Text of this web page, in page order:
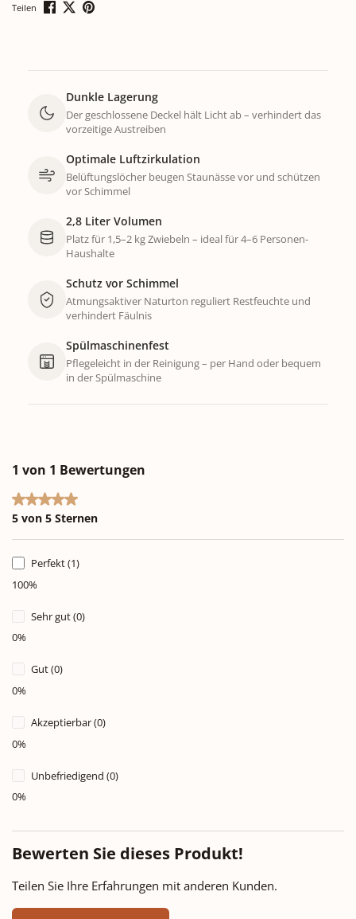
Teilen
Dunkle Lagerung
Der geschlossene Deckel hält Licht ab – verhindert das
vorzeitige Austreiben
Optimale Luftzirkulation
Belüftungslöcher beugen Staunässe vor und schützen
vor Schimmel
2,8 Liter Volumen
Platz für 1,5–2 kg Zwiebeln – ideal für 4–6 Personen-
Haushalte
Schutz vor Schimmel
Atmungsaktiver Naturton reguliert Restfeuchte und
verhindert Fäulnis
Spülmaschinenfest
Pflegeleicht in der Reinigung – per Hand oder bequem
in der Spülmaschine
1 von 1 Bewertungen
Durchschnittliche Bewertung von 5 von 5 Sternen
5 von 5 Sternen
Perfekt (1)
100%
Sehr gut (0)
0%
Gut (0)
0%
Akzeptierbar (0)
0%
Unbefriedigend (0)
0%
Bewerten Sie dieses Produkt!
Teilen Sie Ihre Erfahrungen mit anderen Kunden.